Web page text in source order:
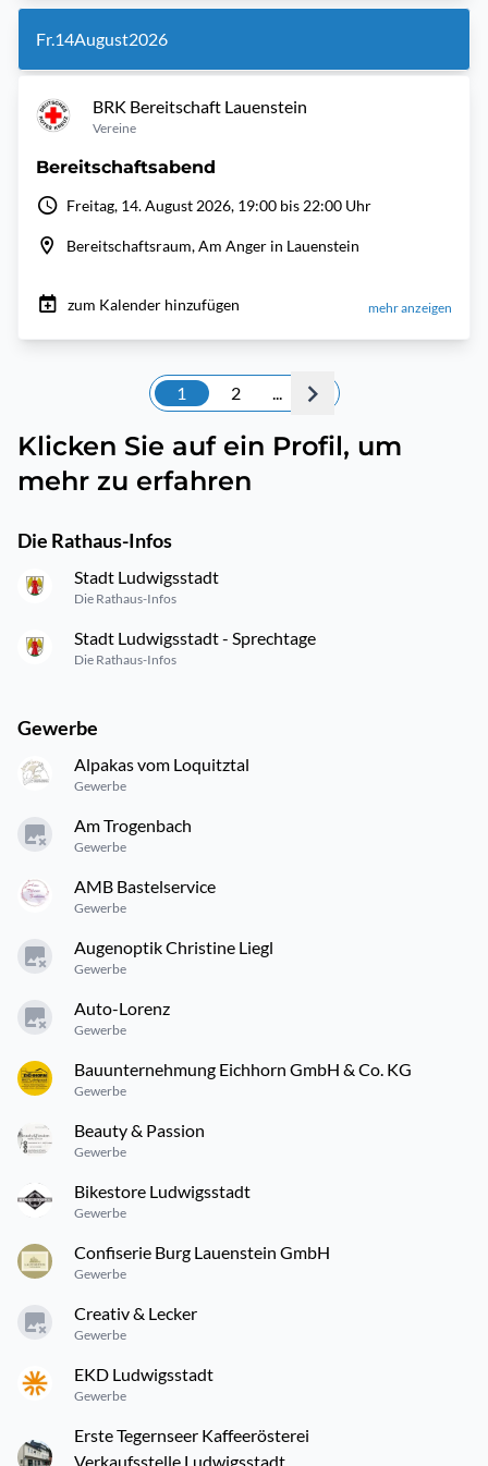
Fr.14August2026
BRK Bereitschaft Lauenstein
Vereine
Bereitschaftsabend
Freitag, 14. August 2026, 19:00 bis 22:00 Uhr
Bereitschaftsraum, Am Anger in Lauenstein
zum Kalender hinzufügen mehr anzeigen
1 2 ...
Klicken Sie auf ein Profil, um
mehr zu erfahren
Die Rathaus-Infos
Stadt Ludwigsstadt
Die Rathaus-Infos
Stadt Ludwigsstadt - Sprechtage
Die Rathaus-Infos
Gewerbe
Alpakas vom Loquitztal
Gewerbe
Am Trogenbach
Gewerbe
AMB Bastelservice
Gewerbe
Augenoptik Christine Liegl
Gewerbe
Auto-Lorenz
Gewerbe
Bauunternehmung Eichhorn GmbH & Co. KG
Gewerbe
Beauty & Passion
Gewerbe
Bikestore Ludwigsstadt
Gewerbe
Confiserie Burg Lauenstein GmbH
Gewerbe
Creativ & Lecker
Gewerbe
EKD Ludwigsstadt
Gewerbe
Erste Tegernseer Kaffeerösterei
Verkaufsstelle Ludwigsstadt